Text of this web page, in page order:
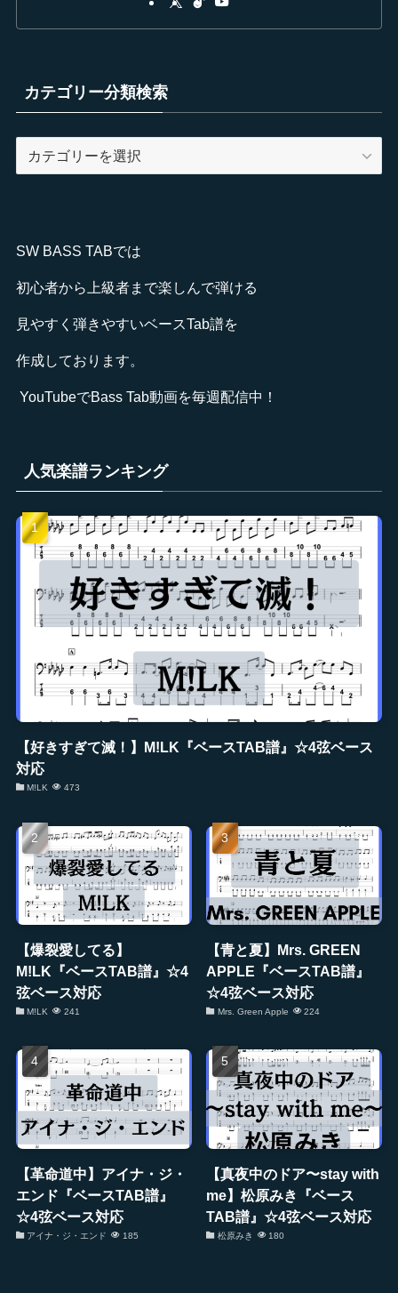
カテゴリー分類検索
テ
分
類
索
SW BASS TABでは
初心者から上級者まで楽しんで弾ける
見やすく弾きやすいベースTab譜を
作成しております。
YouTubeでBass Tab動画を毎週配信中！
人気楽譜ランキング
【好きすぎて滅！】M!LK『ベースTAB譜』☆4弦ベース
対応
M!LK 473
【爆裂愛してる】
M!LK『ベースTAB譜』☆4
弦ベース対応
M!LK 241
【青と夏】Mrs. GREEN
APPLE『ベースTAB譜』
☆4弦ベース対応
Mrs. Green Apple 224
【革命道中】アイナ・ジ・
エンド『ベースTAB譜』
☆4弦ベース対応
アイナ・ジ・エンド 185
【真夜中のドア〜stay with
me】松原みき『ベース
TAB譜』☆4弦ベース対応
松原みき 180